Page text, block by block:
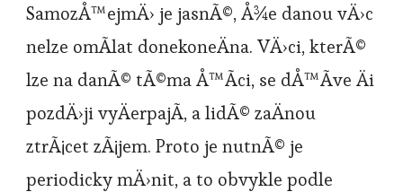
SamozÅ™ejmÄ› je jasnÃ©, Å¾e danou vÄ›c
nelze omÃ­lat donekoneÄna. VÄ›ci, kterÃ©
lze na danÃ© tÃ©ma Å™Ã­ci, se dÅ™Ã­ve Äi
pozdÄ›ji vyÄerpajÃ­, a lidÃ© zaÄnou
ztrÃ¡cet zÃ¡jem. Proto je nutnÃ© je
periodicky mÄ›nit, a to obvykle podle